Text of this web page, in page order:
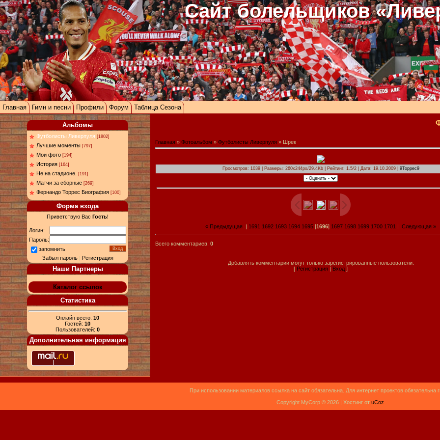
Сайт болельщиков
Главная Гимн и песни Профили Форум Таблица Сезона
Альбомы
Футболисты Ливерпуля [1802]
Лучшие моменты [797]
Мои фото [194]
История [164]
Не на стадионе. [191]
Матчи за сборные [269]
Фернандо Торрес Биография [100]
Форма входа
Приветствую Вас Гость!
Логин:
Пароль:
запомнить
Забыл пароль| Регистрация
Наши Партнеры
Каталог ссылок
Статистика
Онлайн всего: 10
Гостей: 10
Пользователей: 0
Дополнительная информация
Главная » Фотоальбом » Футболисты Ливерпуля » Шрек
Просмотров: 1039 | Размеры: 260x244px/29.4Kb | Рейтинг: 1.5/2 | Дата: 19.10.2009 | 9Торрес9
« Предыдущая 1691 1692 1693 1694 1695 [1696] 1697 1698 1699 1700 1701 Следующая »
Всего комментариев: 0
Добавлять комментарии могут только зарегистрированные пользователи.
[ Регистрация | Вход ]
При использовании материалов ссылка на сайт обязательна. Для интернет проектов обязательна
Copyright MyCorp © 2026 | Хостинг от uCoz